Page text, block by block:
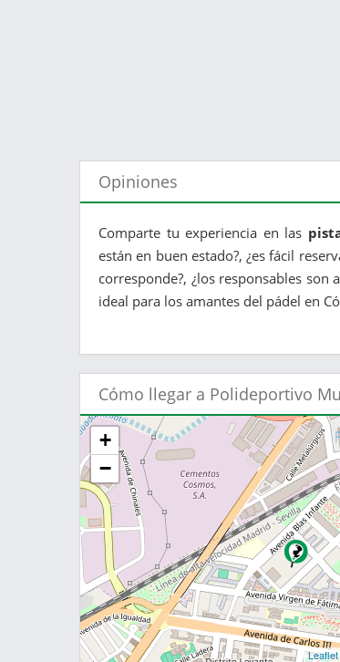
Opiniones
Comparte tu experiencia en las
están en buen estado?, ¿es fácil
corresponde?, ¿los responsables
ideal para los amantes del pádel en
Cómo llegar a Polideportivo
+
−
Leaflet